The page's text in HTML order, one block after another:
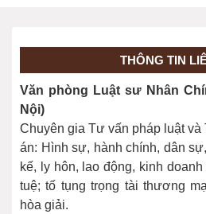
Phân loại tội
THÔNG TIN
Văn phòng Luật sư Nhân
Nội)
Chuyên gia Tư vấn pháp luật và
án: Hình sự, hành chính, dân
kế, ly hôn, lao động, kinh
tuệ; tố tụng trọng tài thương
hòa giải.